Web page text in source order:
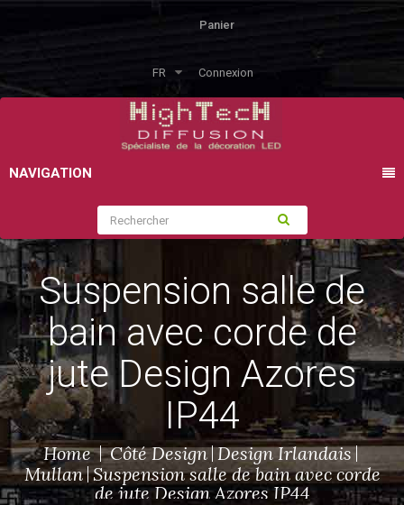
Panier
FR Connexion
NAVIGATION
Suspension salle de
bain avec corde de
jute Design Azores
IP44
Home Côté Design Design Irlandais
Mullan Suspension salle de bain avec corde
de jute Design Azores IP44